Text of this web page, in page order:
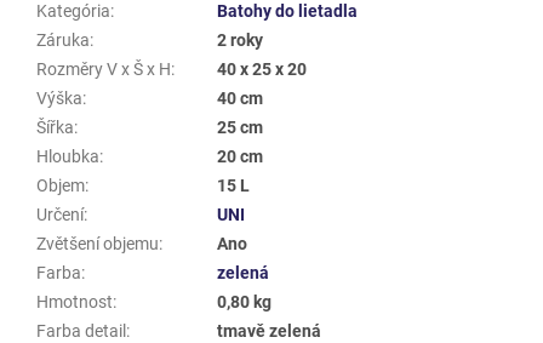
Kategória:
Batohy do lietadla
Záruka:
2 roky
Rozměry V x Š x H:
40 x 25 x 20
Výška:
40 cm
Šířka:
25 cm
Hloubka:
20 cm
Objem:
15 L
Určení:
UNI
Zvětšení objemu:
Ano
Farba:
zelená
Hmotnost:
0,80 kg
Farba detail :
tmavě zelená